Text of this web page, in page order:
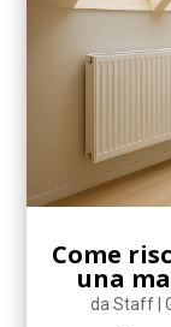
Come
una
da Staff